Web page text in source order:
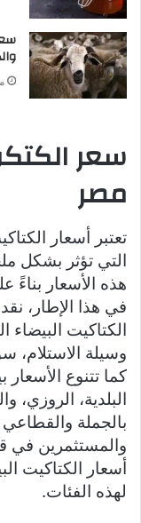
سعر
مصر
تعتبر أسعار
التي تؤثر بشكل
هذه الأسعار بناءً
في هذا الإطار،
الكتاكيت
وسيلة الاستلام،
كما تتنوع
البلدية، الروزي،
بالجملة
والمستثمرين في
أسعار الكتاكيت
لهذه الفئات.